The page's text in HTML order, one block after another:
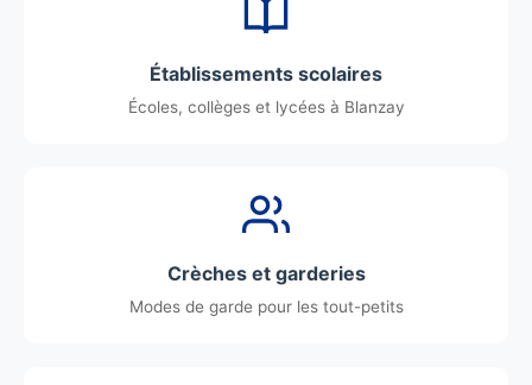
Établissements scolaires
Écoles, collèges et lycées à Blanzay
Crèches et garderies
Modes de garde pour les tout-petits